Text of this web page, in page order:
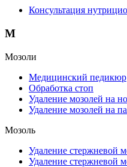
Консультация
М
Мозоли
Медицинский педикюр
Обработка стоп
Удаление мозолей на
Удаление мозолей на
Мозоль
Удаление стержневой
Удаление стержневой